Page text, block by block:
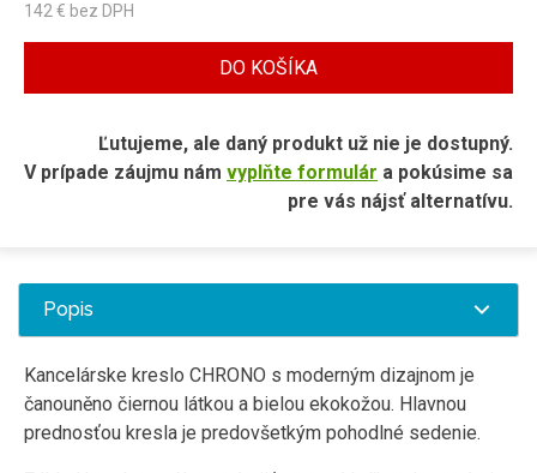
142 € bez DPH
DO KOŠÍKA
Ľutujeme, ale daný produkt už nie je dostupný.
V prípade záujmu nám vyplňte formulár a pokúsime sa
pre vás nájsť alternatívu.
Popis
Kancelárske kreslo CHRONO s moderným dizajnom je
čanouněno čiernou látkou a bielou ekokožou. Hlavnou
prednosťou kresla je predovšetkým pohodlné sedenie.